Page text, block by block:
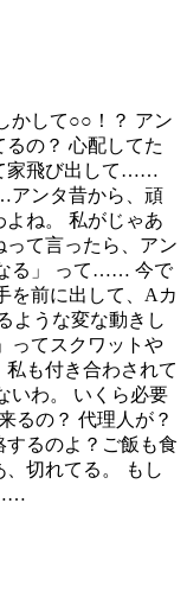
かして○○！？ アン
の？ 心配してた
家飛び出して……
アンタ昔から、頑
ね。 私がじゃあ
て言ったら、アン
る」 って…… 今で
を前に出して、Aカ
ような変な動きし
ってスクワットや
も付き合わされて
いわ。 いくら必要
るの？ 代理人が？
るのよ？ご飯も食
切れてる。 もし